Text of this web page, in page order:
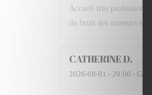
Accueil très
du bruit des moteurs est
CATHERINED
2026-08-01 - 20:00 -